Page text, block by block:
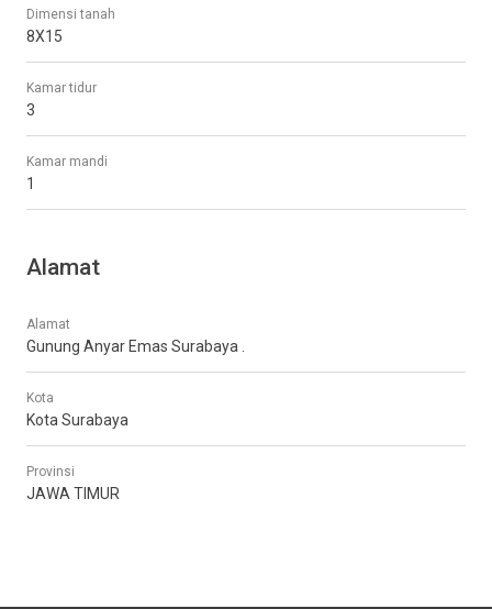
Dimensi tanah
8X15
Kamar tidur
3
Kamar mandi
1
Alamat
Alamat
Gunung Anyar Emas Surabaya .
Kota
Kota Surabaya
Provinsi
JAWA TIMUR